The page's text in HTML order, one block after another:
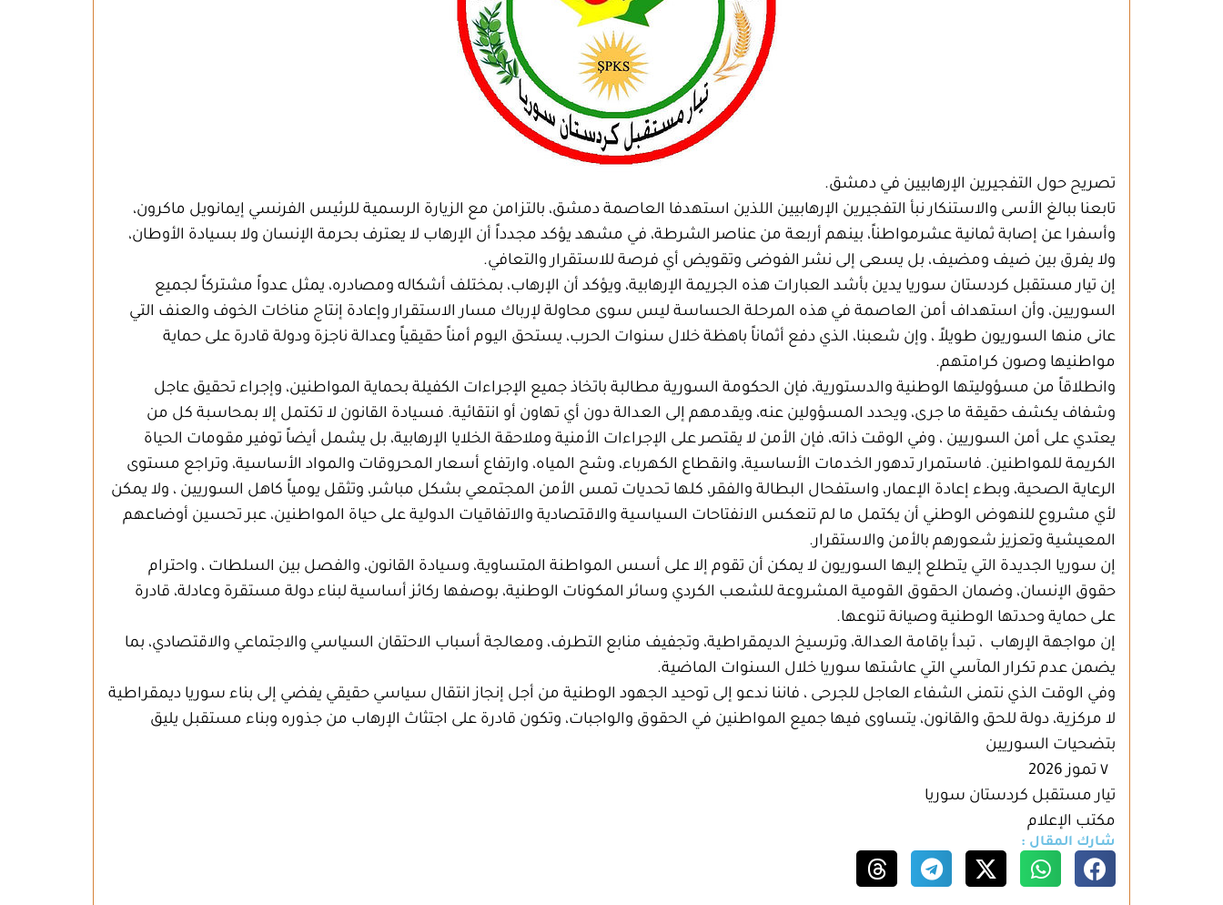
تصريح حول التفجيرين الإرهابيين في دمشق.
تابعنا ببالغ الأسى والاستنكار نبأ التفجيرين الإرهابيين اللذين استهدفا العاصمة دمشق، بالتزامن مع الزيارة الرسمية للرئيس الفرنسي إيمانويل ماكرون،
وأسفرا عن إصابة ثمانية عشرمواطناً، بينهم أربعة من عناصر الشرطة، في مشهد يؤكد مجدداً أن الإرهاب لا يعترف بحرمة الإنسان ولا بسيادة الأوطان،
ولا يفرق بين ضيف ومضيف، بل يسعى إلى نشر الفوضى وتقويض أي فرصة للاستقرار والتعافي.
إن تيار مستقبل كردستان سوريا يدين بأشد العبارات هذه الجريمة الإرهابية، ويؤكد أن الإرهاب، بمختلف أشكاله ومصادره، يمثل عدواً مشتركاً لجميع
السوريين، وأن استهداف أمن العاصمة في هذه المرحلة الحساسة ليس سوى محاولة لإرباك مسار الاستقرار وإعادة إنتاج مناخات الخوف والعنف التي
عانى منها السوريون طويلاً ، وإن شعبنا، الذي دفع أثماناً باهظة خلال سنوات الحرب، يستحق اليوم أمناً حقيقياً وعدالة ناجزة ودولة قادرة على حماية
مواطنيها وصون كرامتهم.
وانطلاقاً من مسؤوليتها الوطنية والدستورية، فإن الحكومة السورية مطالبة باتخاذ جميع الإجراءات الكفيلة بحماية المواطنين، وإجراء تحقيق عاجل
وشفاف يكشف حقيقة ما جرى، ويحدد المسؤولين عنه، ويقدمهم إلى العدالة دون أي تهاون أو انتقائية. فسيادة القانون لا تكتمل إلا بمحاسبة كل من
يعتدي على أمن السوريين ، وفي الوقت ذاته، فإن الأمن لا يقتصر على الإجراءات الأمنية وملاحقة الخلايا الإرهابية، بل يشمل أيضاً توفير مقومات الحياة
الكريمة للمواطنين. فاستمرار تدهور الخدمات الأساسية، وانقطاع الكهرباء، وشح المياه، وارتفاع أسعار المحروقات والمواد الأساسية، وتراجع مستوى
الرعاية الصحية، وبطء إعادة الإعمار، واستفحال البطالة والفقر، كلها تحديات تمس الأمن المجتمعي بشكل مباشر، وتثقل يومياً كاهل السوريين ، ولا يمكن
لأي مشروع للنهوض الوطني أن يكتمل ما لم تنعكس الانفتاحات السياسية والاقتصادية والاتفاقيات الدولية على حياة المواطنين، عبر تحسين أوضاعهم
المعيشية وتعزيز شعورهم بالأمن والاستقرار.
إن سوريا الجديدة التي يتطلع إليها السوريون لا يمكن أن تقوم إلا على أسس المواطنة المتساوية، وسيادة القانون، والفصل بين السلطات ، واحترام
حقوق الإنسان، وضمان الحقوق القومية المشروعة للشعب الكردي وسائر المكونات الوطنية، بوصفها ركائز أساسية لبناء دولة مستقرة وعادلة، قادرة
على حماية وحدتها الوطنية وصيانة تنوعها.
إن مواجهة الإرهاب ، تبدأ بإقامة العدالة، وترسيخ الديمقراطية، وتجفيف منابع التطرف، ومعالجة أسباب الاحتقان السياسي والاجتماعي والاقتصادي، بما
يضمن عدم تكرار المآسي التي عاشتها سوريا خلال السنوات الماضية.
وفي الوقت الذي نتمنى الشفاء العاجل للجرحى ، فاننا ندعو إلى توحيد الجهود الوطنية من أجل إنجاز انتقال سياسي حقيقي يفضي إلى بناء سوريا ديمقراطية
لا مركزية، دولة للحق والقانون، يتساوى فيها جميع المواطنين في الحقوق والواجبات، وتكون قادرة على اجتثاث الإرهاب من جذوره وبناء مستقبل يليق
بتضحيات السوريين
تيار مستقبل كردستان سوريا
مكتب الإعلام
شارك المقال :